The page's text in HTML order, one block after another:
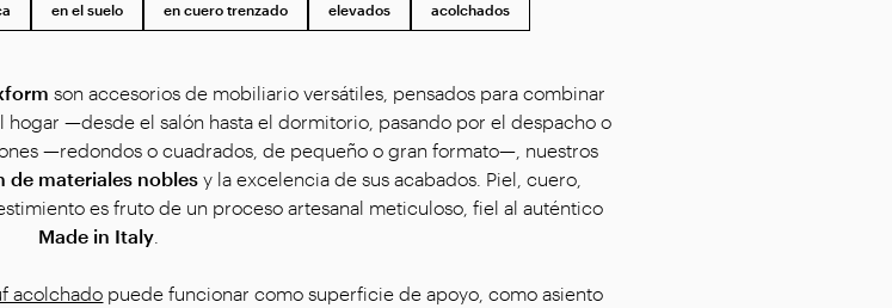
en el suelo en cuero trenzado elevados acolchados
son accesorios de mobiliario versátiles, pensados para combinar
—desde el salón hasta el dormitorio, pasando por el despacho o
—redondos o cuadrados, de pequeño o gran formato—, nuestros
de materiales noblesy la excelencia de sus acabados. Piel, cuero,
es fruto de un proceso artesanal meticuloso, fiel al auténtico
Made in Italy
acolchado puede funcionar como superficie de apoyo, como asiento